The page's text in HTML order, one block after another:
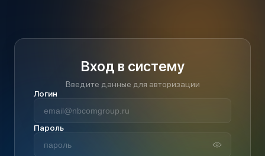
Вход в систему
Введите данные для авторизации
Логин
Пароль